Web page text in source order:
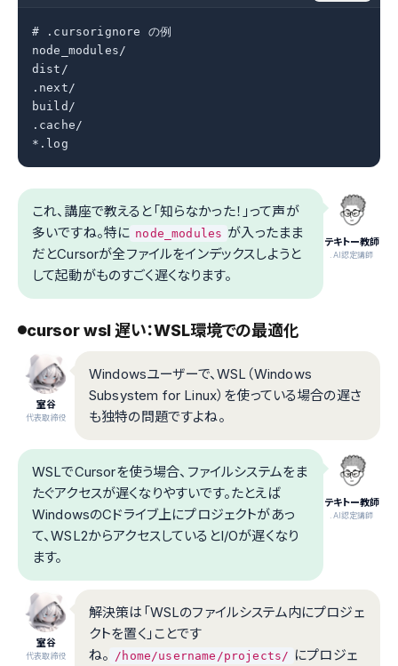
# .cursorignore の例
node_modules/
dist/
.next/
build/
.cache/
*.log
テキトー教師
.AI認定講師
これ、講座で教えると「知らなかった！」って声が
多いですね。特に node_modules が入ったまま
だとCursorが全ファイルをインデックスしようと
して起動がものすごく遅くなります。
cursor wsl 遅い：WSL環境での最適化
室谷
代表取締役
Windowsユーザーで、WSL（Windows
Subsystem for Linux）を使っている場合の遅さ
も独特の問題ですよね。
テキトー教師
.AI認定講師
WSLでCursorを使う場合、ファイルシステムをま
たぐアクセスが遅くなりやすいです。たとえば
WindowsのCドライブ上にプロジェクトがあっ
て、WSL2からアクセスしているとI/Oが遅くなり
ます。
室谷
代表取締役
解決策は「WSLのファイルシステム内にプロジェ
クトを置く」ことです
ね。
/home/username/projects/ にプロジェ